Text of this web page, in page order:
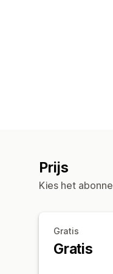
Prijs
Kies het
Gratis
Gratis